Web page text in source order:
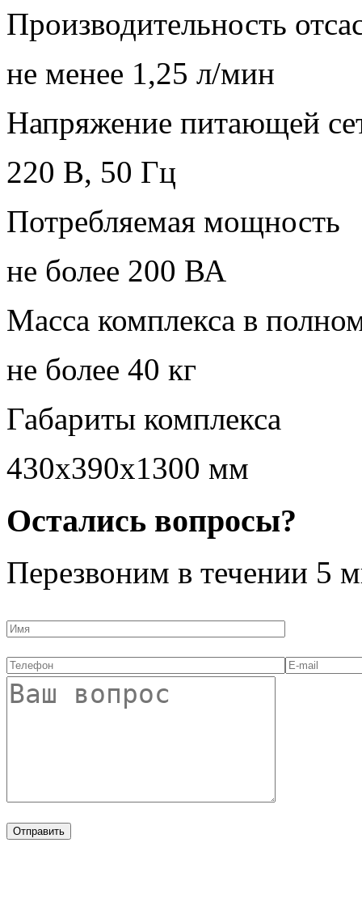
Производительность
не менее 1,25 л/мин
Напряжение питающей
220 В, 50 Гц
Потребляемая мощность
не более 200 ВА
Масса комплекса в
не более 40 кг
Габариты комплекса
430х390х1300 мм
Остались вопросы?
Перезвоним в течении 5